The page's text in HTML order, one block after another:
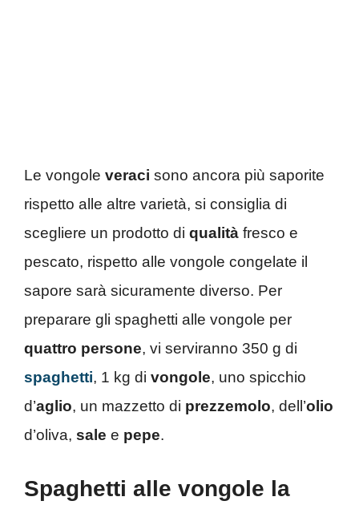
Le vongole veraci sono ancora più saporite
rispetto alle altre varietà, si consiglia di
scegliere un prodotto di qualità fresco e
pescato, rispetto alle vongole congelate il
sapore sarà sicuramente diverso. Per
preparare gli spaghetti alle vongole per
quattro persone, vi serviranno 350 g di
spaghetti, 1 kg di vongole, uno spicchio
d’aglio, un mazzetto di prezzemolo, dell’olio
d’oliva, sale e pepe.
Spaghetti alle vongole la